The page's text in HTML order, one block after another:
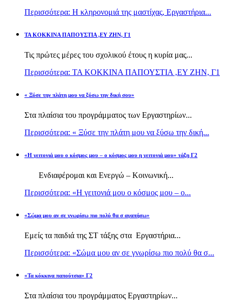
Περισσότερα: H κληρονομιά της μαστίχας, Εργαστήρια...
TA KOKKINA ΠΑΠΟΥΣΤΙΑ ,ΕΥ ΖΗΝ, Γ1
Τις πρώτες μέρες του σχολικού έτους η κυρία μας...
Περισσότερα: TA KOKKINA ΠΑΠΟΥΣΤΙΑ ,ΕΥ ΖΗΝ, Γ1
« Ξύσε την πλάτη μου να ξύσω την δική σου»
Στα πλαίσια του προγράμματος των Εργαστηρίων...
Περισσότερα: « Ξύσε την πλάτη μου να ξύσω την δική...
«Η γειτονιά μου ο κόσμος μου – ο κόσμος μου η γειτονιά μου» τάξη Γ2
Ενδιαφέρομαι και Ενεργώ – Κοινωνική...
Περισσότερα: «Η γειτονιά μου ο κόσμος μου – ο...
«Σώμα μου αν σε γνωρίσω πιο πολύ θα σ αγαπήσω»
Εμείς τα παιδιά της ΣΤ τάξης στα Εργαστήρια...
Περισσότερα: «Σώμα μου αν σε γνωρίσω πιο πολύ θα σ...
«Τα κόκκινα παπούτσια» Γ2
Στα πλαίσια του προγράμματος Εργαστηρίων...